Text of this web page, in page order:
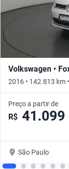
Volkswagen •
2016 • 142.813 km
Preço a partir de
R$ 41.099
São Paulo